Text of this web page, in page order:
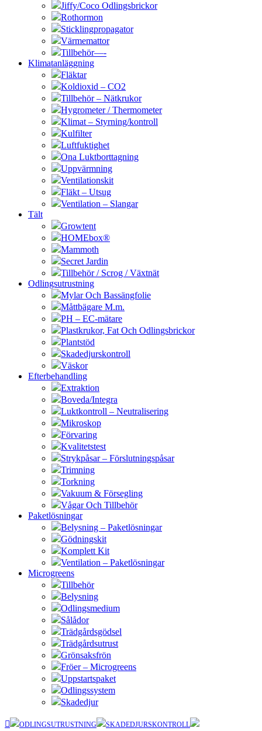
Jiffy/Coco Odlingsbrickor
Rothormon
Sticklingpropagator
Värmemattor
Tillbehör—-
Klimatanläggning
Fläktar
Koldioxid – CO2
Tillbehör – Nätkrukor
Hygrometer / Thermometer
Klimat – Styrning/kontroll
Kulfilter
Luftfuktighet
Ona Luktborttagning
Uppvärmning
Ventilationskit
Fläkt – Utsug
Ventilation – Slangar
Tält
Growtent
HOMEbox®
Mammoth
Secret Jardin
Tillbehör / Scrog / Växtnät
Odlingsutrustning
Mylar Och Bassängfolie
Måttbägare M.m.
PH – EC-mätare
Plastkrukor, Fat Och Odlingsbrickor
Plantstöd
Skadedjurskontroll
Väskor
Efterbehandling
Extraktion
Boveda/Integra
Luktkontroll – Neutralisering
Mikroskop
Förvaring
Kvalitetstest
Strykpåsar – Förslutningspåsar
Trimning
Torkning
Vakuum & Försegling
Vågar Och Tillbehör
Paketlösningar
Belysning – Paketlösningar
Gödningskit
Komplett Kit
Ventilation – Paketlösningar
Microgreens
Tillbehör
Belysning
Odlingsmedium
Sålådor
Trädgårdsgödsel
Trädgårdsutrust
Grönsaksfrön
Fröer – Microgreens
Uppstartspaket
Odlingssystem
Skadedjur
ODLINGSUTRUSTNING
SKADEDJURSKONTROLL